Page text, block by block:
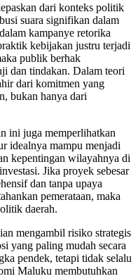
dari konteks politik
suara signifikan dalam
kampanye retorika
kebijakan justru terjadi
publik berhak
dan tindakan. Dalam teori
dari komitmen yang
bukan hanya dari
ini juga memperlihatkan
idealnya mampu menjadi
kepentingan wilayahnya di
Jika proyek sebesar
dan tanpa upaya
pemerataan, maka
daerah.
mengambil risiko strategis
yang paling mudah secara
pendek, tetapi tidak selalu
Maluku membutuhkan